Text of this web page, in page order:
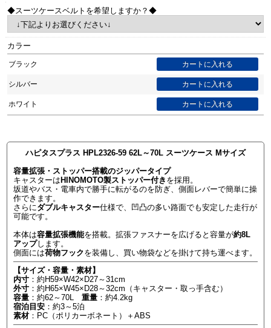
◆スーツケースベルトを希望しますか？◆
カラー
ブラック
シルバー
ホワイト
ハピタスプラス HPL2326-59 62L～70L スーツケース Mサイズ
容量拡張・ストッパー搭載のジッパータイプ
キャスターは HINOMOTO製ストッパー付き を採用。
坂道やバス・電車内で勝手に転がるのを防ぎ、側面レバーで簡単に操
作できます。
さらにダブルキャスター仕様で、凹凸の多い路面でも安定した走行が
可能です。
本体は容量拡張機能を搭載。拡張ファスナーを広げると容量が約8L
アップします。
側面には荷物フックを装備し、買い物袋などを掛けて持ち運べます。
【サイズ・容量・素材】
内寸 ：約H59×W42×D27～31cm
外寸 ：約H65×W45×D28～32cm（キャスター・取っ手含む）
容量 ：約62～70L重量 ：約4.2kg
宿泊目安 ：約3～5泊
素材：PC（ポリカーボネート）＋ABS